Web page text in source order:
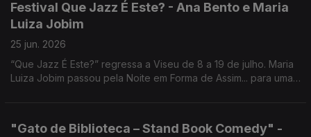
Festival Que Jazz É Este? - Ana Bento e Maria
Luiza Jobim
25 jun. 2026
“Que Jazz É Este?” regressa a Viseu de 8 a 19 de julho. Maria
Luiza Jobim passou pela Noite em Forma de Assim... para uma
"Gato de Biblioteca – Stand Book Comedy" -